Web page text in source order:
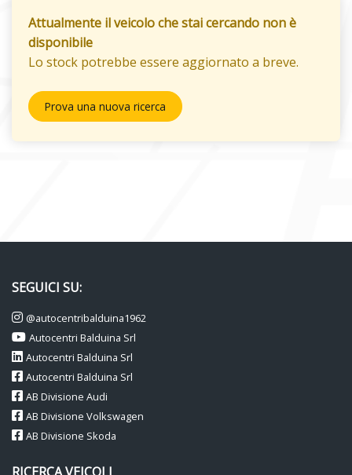
Attualmente il veicolo che stai cercando non è
disponibile
Lo stock potrebbe essere aggiornato a breve.
Prova una nuova ricerca
SEGUICI SU:
@autocentribalduina1962
Autocentri Balduina Srl
Autocentri Balduina Srl
Autocentri Balduina Srl
AB Divisione Audi
AB Divisione Volkswagen
AB Divisione Skoda